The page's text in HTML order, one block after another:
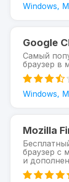
Windows,
Google
Самый
браузер в
Windows,
Mozilla
браузер с
и